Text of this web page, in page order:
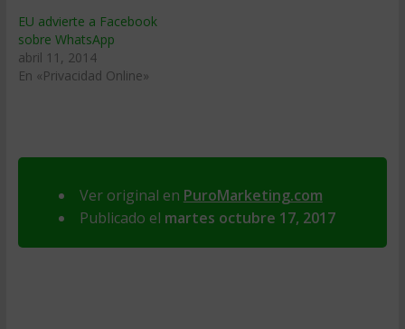
EU advierte a Facebook
sobre WhatsApp
abril 11, 2014
En «Privacidad Online»
Ver original en PuroMarketing.com
Publicado el martes octubre 17, 2017